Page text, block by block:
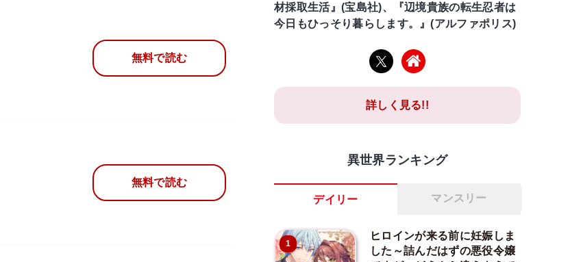
無料で読む
無料で読む
材採取生活』(宝島社)、『辺境貴族の転生忍者は
今日もひっそり暮らします。』(アルファポリス)
詳しく見る!!
異世界ランキング
デイリー マンスリー
1
ヒロインが来る前に妊娠しま
した～詰んだはずの悪役令嬢